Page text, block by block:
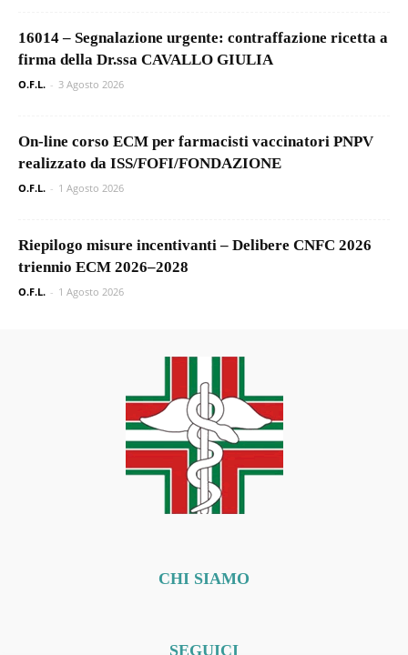
16014 – Segnalazione urgente: contraffazione ricetta a
firma della Dr.ssa CAVALLO GIULIA
O.F.L. - 3 Agosto 2026
On-line corso ECM per farmacisti vaccinatori PNPV
realizzato da ISS/FOFI/FONDAZIONE
O.F.L. - 1 Agosto 2026
Riepilogo misure incentivanti – Delibere CNFC 2026
triennio ECM 2026–2028
O.F.L. - 1 Agosto 2026
CHI SIAMO
SEGUICI